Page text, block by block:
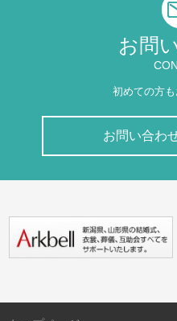
お問
初めての方
お問い合わ